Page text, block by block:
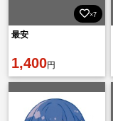
×7
最安
1,400円